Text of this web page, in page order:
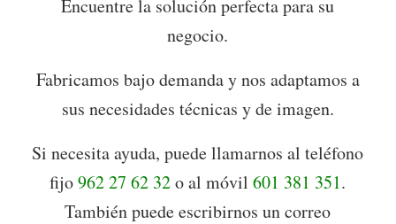
Encuentre la solución perfecta para su
negocio.
Fabricamos bajo demanda y nos adaptamos a
sus necesidades técnicas y de imagen.
Si necesita ayuda, puede llamarnos al teléfono
fijo962 27 62 32o al móvil601 381 351.
También puede escribirnos un correo